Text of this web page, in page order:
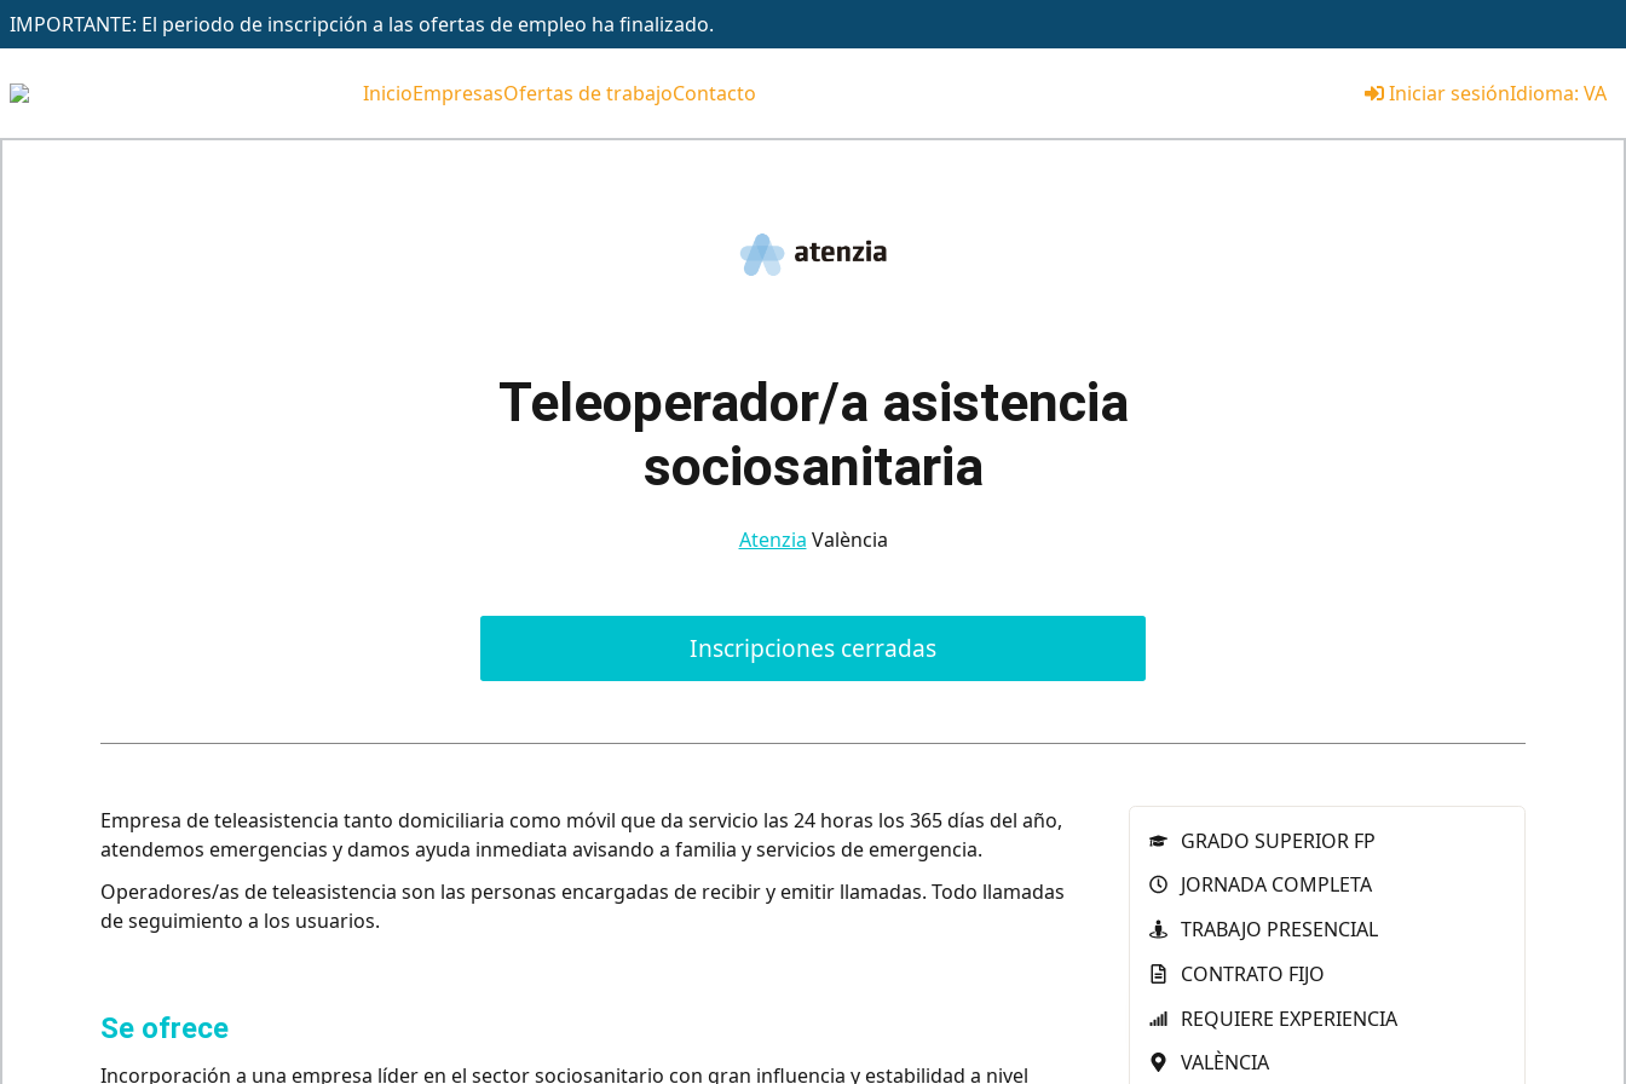
IMPORTANTE: El periodo de inscripción a las ofertas de empleo ha finalizado.
InicioEmpresasOfertas de trabajoContacto Iniciar sesiónIdioma: VA
Teleoperador/a asistencia
sociosanitaria
Atenzia València
Inscripciones cerradas
Empresa de teleasistencia tanto domiciliaria como móvil que da servicio las 24 horas los 365 días del año,
atendemos emergencias y damos ayuda inmediata avisando a familia y servicios de emergencia.
Operadores/as de teleasistencia son las personas encargadas de recibir y emitir llamadas. Todo llamadas
de seguimiento a los usuarios.
se ofrece
Incorporación a una empresa líder en el sector sociosanitario con gran influencia y estabilidad a nivel
GRADO SUPERIOR FP
JORNADA COMPLETA
TRABAJO PRESENCIAL
CONTRATO FIJO
REQUIERE EXPERIENCIA
VALÈNCIA